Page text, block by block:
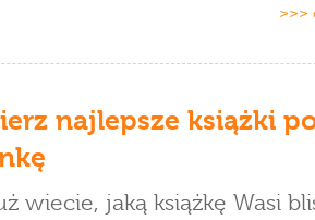
>>>
najlepsze książki
wiecie, jaką książkę Wasi